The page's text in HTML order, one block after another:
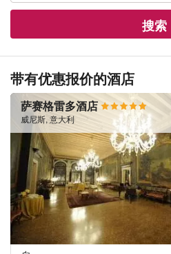
搜索
带有优惠报价的酒店
萨赛格雷多酒店
威尼斯, 意大利